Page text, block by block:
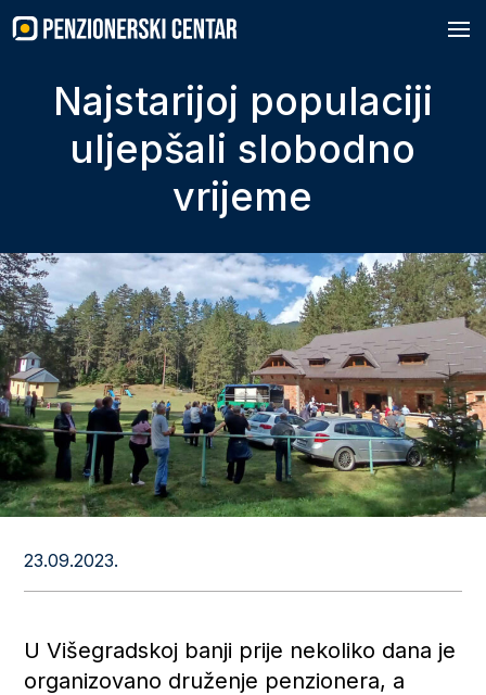
to
content
Najstarijoj populaciji
uljepšali slobodno
vrijeme
23.09.2023.
U Višegradskoj banji prije nekoliko dana je
organizovano druženje penzionera, a